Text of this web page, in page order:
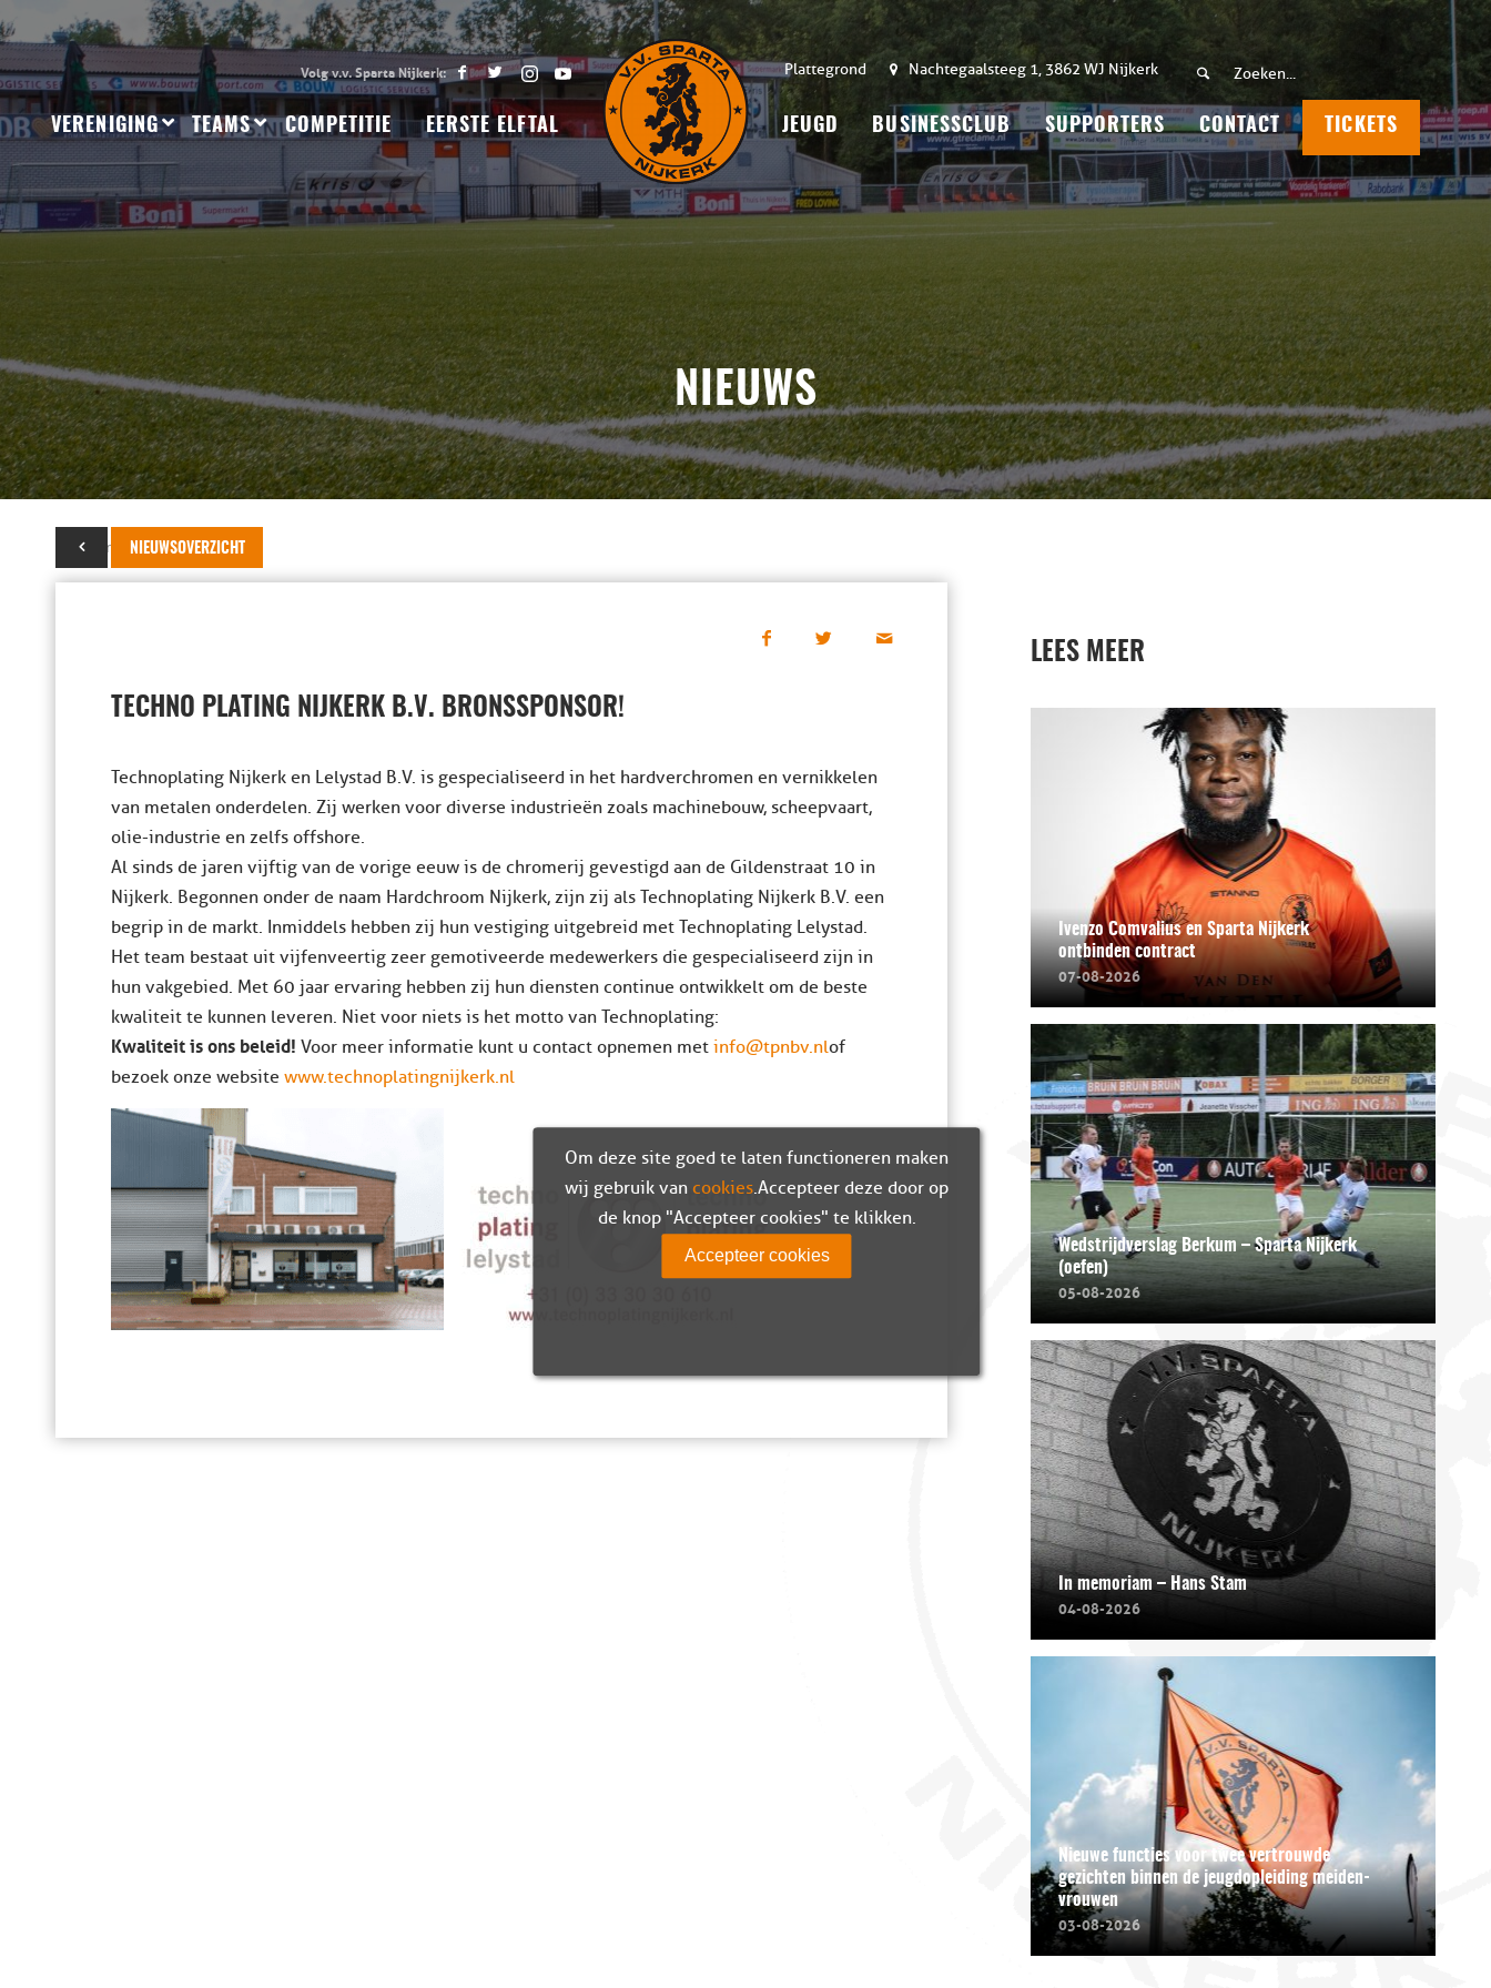
Plattegrond Nachtegaalsteeg 1, 3862 WJ Nijkerk
VERENIGING TEAMS COMPETITIE EERSTE ELFTAL JEUGD BUSINESSCLUB SUPPORTERS CONTACT TICKETS
NIEUWS
NIEUWSOVERZICHT
05 maart 2020
TECHNO PLATING NIJKERK B.V. BRONSSPONSOR!
Technoplating Nijkerk en Lelystad B.V. is gespecialiseerd in het hardverchromen en vernikkelen
van metalen onderdelen. Zij werken voor diverse industrieën zoals machinebouw, scheepvaart,
olie-industrie en zelfs offshore.
Al sinds de jaren vijftig van de vorige eeuw is de chromerij gevestigd aan de Gildenstraat 10 in
Nijkerk. Begonnen onder de naam Hardchroom Nijkerk, zijn zij als Technoplating Nijkerk B.V. een
begrip in de markt. Inmiddels hebben zij hun vestiging uitgebreid met Technoplating Lelystad.
Het team bestaat uit vijfenveertig zeer gemotiveerde medewerkers die gespecialiseerd zijn in
hun vakgebied. Met 60 jaar ervaring hebben zij hun diensten continue ontwikkelt om de beste
kwaliteit te kunnen leveren. Niet voor niets is het motto van Technoplating:
Kwaliteit is ons beleid! Voor meer informatie kunt u contact opnemen met info@tpnbv.nlof
bezoek onze website www.technoplatingnijkerk.nl
LEES MEER
Ivenzo Comvalius en Sparta Nijkerk
ontbinden contract
07-08-2026
Wedstrijdverslag Berkum – Sparta Nijkerk
(oefen)
05-08-2026
In memoriam – Hans Stam
04-08-2026
Nieuwe functies voor twee vertrouwde
gezichten binnen de jeugdopleiding meiden-
vrouwen
03-08-2026
Om deze site goed te laten functioneren maken
wij gebruik van cookies. Accepteer deze door op
de knop "Accepteer cookies" te klikken.
Accepteer cookies